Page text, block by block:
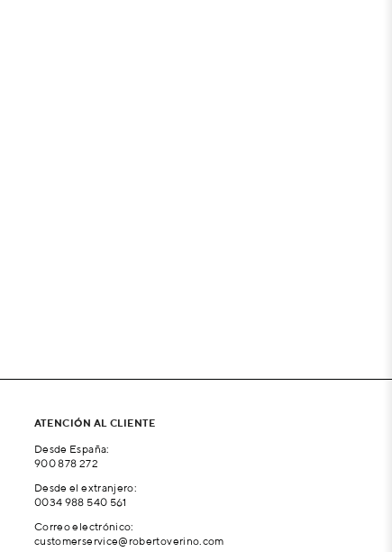
ATENCIÓN AL CLIENTE
Desde España:
900 878 272
Desde el extranjero:
0034 988 540 561
Correo electrónico:
customerservice@robertoverino.com